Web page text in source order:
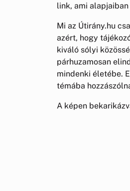
link, ami
Mi az Útirány.hu
azért, hogy
kiváló sólyi
párhuzamosan
mindenki életébe.
témába
A képen